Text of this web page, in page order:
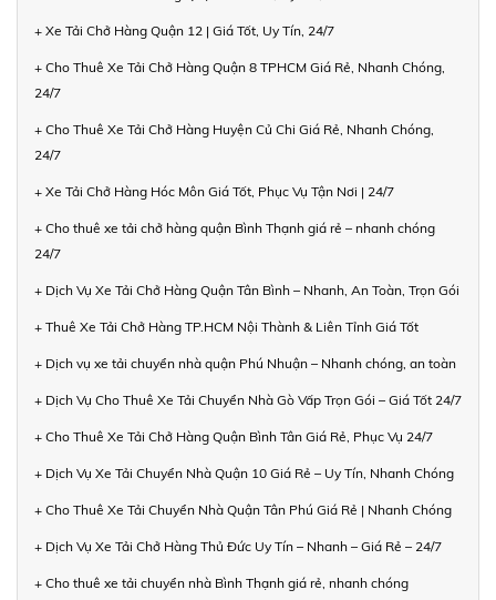
+ Xe Tải Chở Hàng Quận 12 | Giá Tốt, Uy Tín, 24/7
+ Cho Thuê Xe Tải Chở Hàng Quận 8 TPHCM Giá Rẻ, Nhanh Chóng,
24/7
+ Cho Thuê Xe Tải Chở Hàng Huyện Củ Chi Giá Rẻ, Nhanh Chóng,
24/7
+ Xe Tải Chở Hàng Hóc Môn Giá Tốt, Phục Vụ Tận Nơi | 24/7
+ Cho thuê xe tải chở hàng quận Bình Thạnh giá rẻ – nhanh chóng
24/7
+ Dịch Vụ Xe Tải Chở Hàng Quận Tân Bình – Nhanh, An Toàn, Trọn Gói
+ Thuê Xe Tải Chở Hàng TP.HCM Nội Thành & Liên Tỉnh Giá Tốt
+ Dịch vụ xe tải chuyển nhà quận Phú Nhuận – Nhanh chóng, an toàn
+ Dịch Vụ Cho Thuê Xe Tải Chuyển Nhà Gò Vấp Trọn Gói – Giá Tốt 24/7
+ Cho Thuê Xe Tải Chở Hàng Quận Bình Tân Giá Rẻ, Phục Vụ 24/7
+ Dịch Vụ Xe Tải Chuyển Nhà Quận 10 Giá Rẻ – Uy Tín, Nhanh Chóng
+ Cho Thuê Xe Tải Chuyển Nhà Quận Tân Phú Giá Rẻ | Nhanh Chóng
+ Dịch Vụ Xe Tải Chở Hàng Thủ Đức Uy Tín – Nhanh – Giá Rẻ – 24/7
+ Cho thuê xe tải chuyển nhà Bình Thạnh giá rẻ, nhanh chóng